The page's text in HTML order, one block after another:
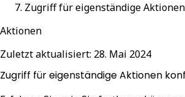
Zugriff für eigenständige
Aktionen
Zuletzt aktualisiert: 28. Mai 2024
Zugriff für eigenständige Aktionen